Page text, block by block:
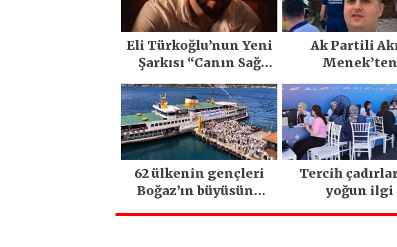
Eli Türkoğlu’nun Yeni
Şarkısı “Canın Sağ
Gördü!..
Ak Partili
Menek’ten
heyelan
kritik
62 ülkenin gençleri
Boğaz’ın büyüsüne
Tercih
yoğun ilgi